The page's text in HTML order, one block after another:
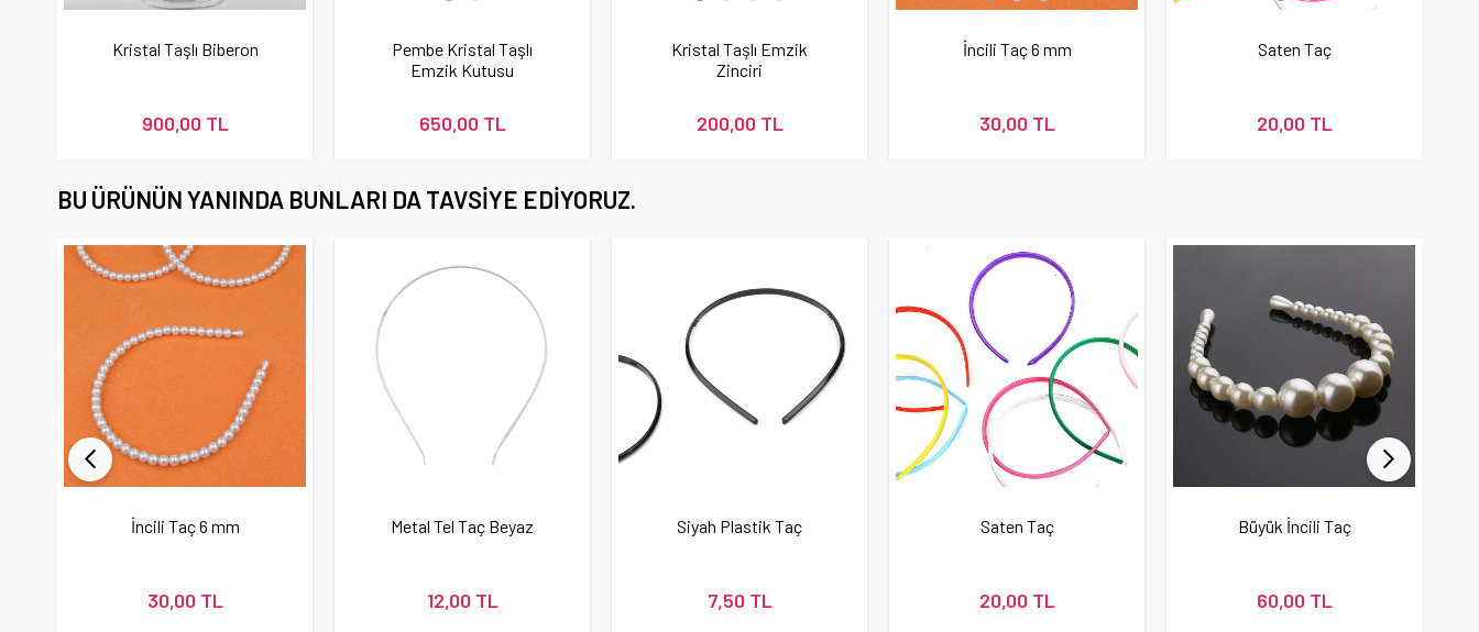
Kristal Taşlı Biberon
900,00 TL
Pembe Kristal Taşlı
Emzik Kutusu
650,00 TL
Kristal Taşlı Emzik
Zinciri
200,00 TL
İncili Taç 6 mm
30,00 TL
Saten Taç
20,00 TL
BU ÜRÜNÜN YANINDA BUNLARI DA TAVSIYE EDIYORUZ.
İncili Taç 6 mm
30,00 TL
Metal Tel Taç Beyaz
12,00 TL
Siyah Plastik Taç
7,50 TL
Saten Taç
20,00 TL
Büyük İncili Taç
60,00 TL